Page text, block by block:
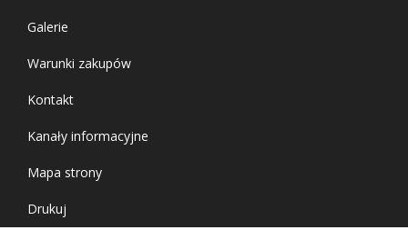
Galerie
Warunki zakupów
Kontakt
Kanały informacyjne
Mapa strony
Drukuj